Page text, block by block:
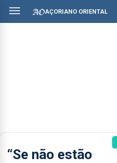
AÇORIANO ORIENTAL
“Se não estão